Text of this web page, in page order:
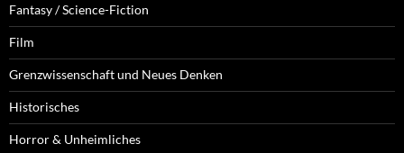
Fantasy / Science-Fiction
Film
Grenzwissenschaft und Neues Denken
Historisches
Horror & Unheimliches